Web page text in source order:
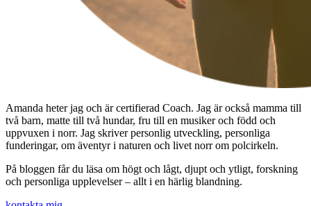
Amanda heter jag och är certifierad Coach. Jag är också mamma till
två barn, matte till två hundar, fru till en musiker och född och
uppvuxen i norr. Jag skriver personlig utveckling, personliga
funderingar, om äventyr i naturen och livet norr om polcirkeln.
På bloggen får du läsa om högt och lågt, djupt och ytligt, forskning
och personliga upplevelser – allt i en härlig blandning.